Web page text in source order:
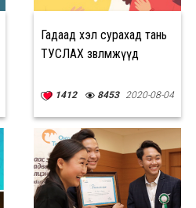
Гадаад хэл сурахад тань
ТУСЛАХ зөвлөмжүүд
1412 8453 2020-08-04